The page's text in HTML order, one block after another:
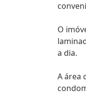
O
a dia.
A área